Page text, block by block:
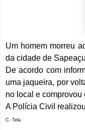
Um homem morreu
da cidade de
De acordo com
uma jaqueira, por
no local e comprovou
A Polícia Civil
C. Tela